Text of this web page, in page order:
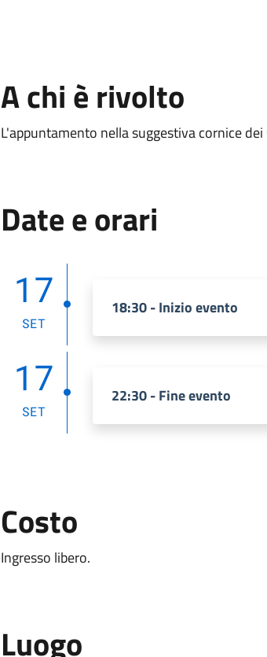
A chi è rivolto
L'appuntamento nella suggestiva cornice
Date e orari
17
SET
18:30 - Inizio evento
17
SET
22:30 - Fine evento
Costo
Ingresso libero.
Luogo